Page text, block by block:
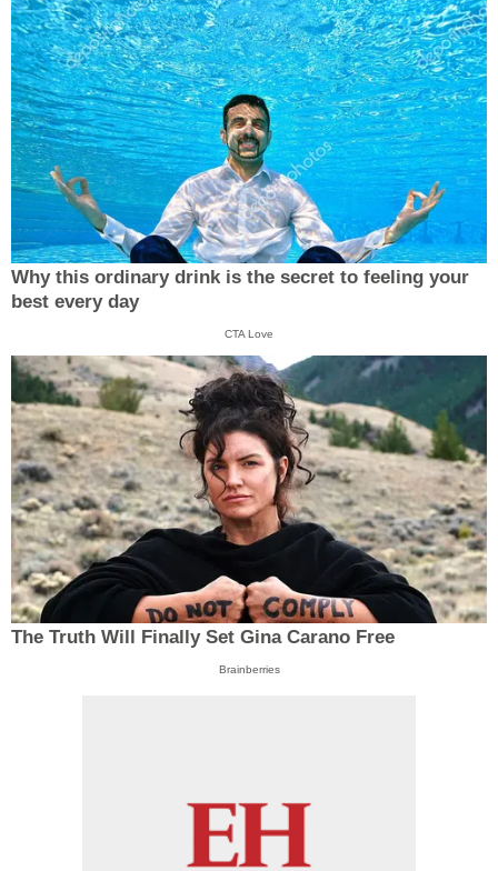
Why this ordinary drink is the secret to feeling your
best every day
CTA Love
The Truth Will Finally Set Gina Carano Free
Brainberries